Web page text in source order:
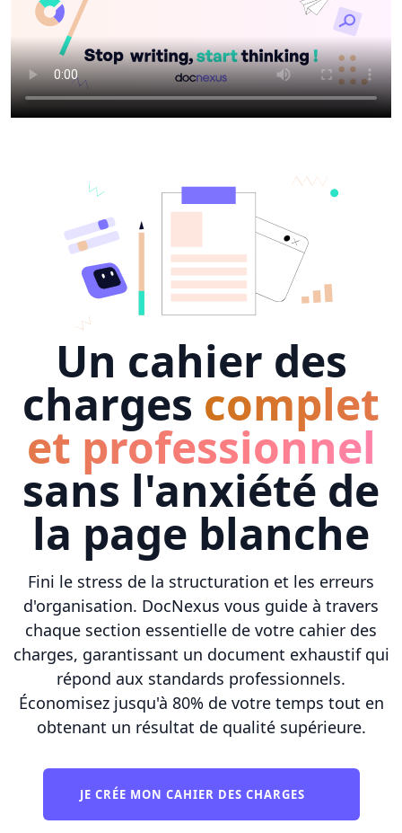
Un cahier des
charges complet
et professionnel
sans l'anxiété de
la page blanche
Fini le stress de la structuration et les erreurs
d'organisation. DocNexus vous guide à travers
chaque section essentielle de votre cahier des
charges, garantissant un document exhaustif qui
répond aux standards professionnels.
Économisez jusqu'à 80% de votre temps tout en
obtenant un résultat de qualité supérieure.
JE CRÉE MON CAHIER DES CHARGES